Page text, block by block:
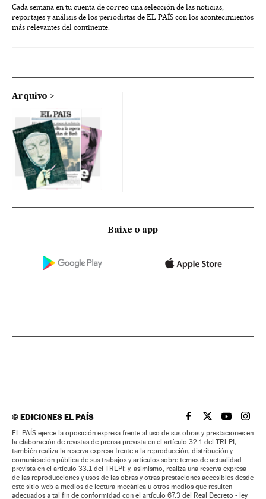
Cada semana en tu cuenta de correo una selección de las noticias,
reportajes y análisis de los periodistas de EL PAÍS con los acontecimientos
más relevantes del continente.
Arquivo
Baixe o app
©EDICIONES EL PAÍS EL PAÍS BRASIL EN
EL PAÍSEL PAÍS
EL
EL PAÍS ejerce la oposición expresa frente al uso de sus obras y prestaciones en
la elaboración de revistas de prensa prevista en el artículo 32.1 del TRLPI;
también realiza la reserva expresa frente a la reproducción, distribución y
comunicación pública de sus trabajos y artículos sobre temas de actualidad
prevista en el artículo 33.1 del TRLPI; y, asimismo, realiza una reserva expresa
de las reproducciones y usos de las obras y otras prestaciones accesibles desde
este sitio web a medios de lectura mecánica u otros medios que resulten
adecuados a tal fin de conformidad con el artículo 67.3 del Real Decreto - ley